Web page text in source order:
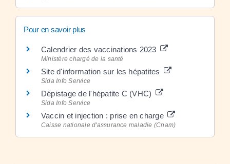
Pour en savoir plus
Calendrier des vaccinations 2023
Ministère chargé de la santé
Site d'information sur les hépatites
Sida Info Service
Dépistage de l'hépatite C (VHC)
Sida Info Service
Vaccin et injection : prise en charge
Caisse nationale d'assurance maladie (Cnam)